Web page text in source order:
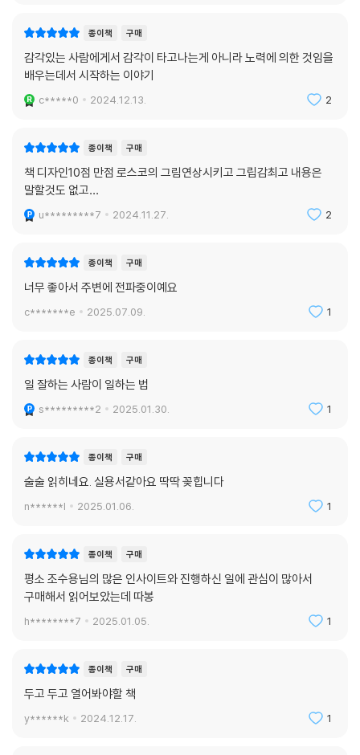
종이책 구매
감각있는 사람에게서 감각이 타고나는게 아니라 노력에 의한 것임을
배우는데서 시작하는 이야기
c*****0 2024.12.13. 2
종이책 구매
책 디자인10점 만점 로스코의 그림연상시키고 그립감최고 내용은
말할것도 없고…
u*********7 2024.11.27. 2
종이책 구매
너무 좋아서 주변에 전파중이예요
c*******e 2025.07.09. 1
종이책 구매
일 잘하는 사람이 일하는 법
s*********2 2025.01.30. 1
종이책 구매
술술 읽히네요. 실용서같아요 딱딱 꽂힙니다
n******l 2025.01.06. 1
종이책 구매
평소 조수용님의 많은 인사이트와 진행하신 일에 관심이 많아서
구매해서 읽어보았는데 따봉
h********7 2025.01.05. 1
종이책 구매
두고 두고 열어봐야할 책
y******k 2024.12.17. 1